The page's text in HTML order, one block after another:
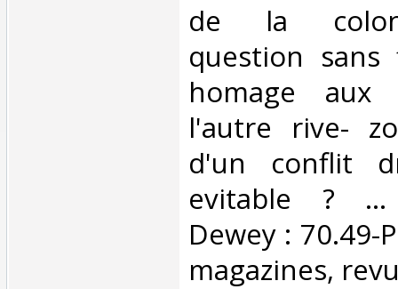
de la
question
homage aux
l'autre rive-
d'un conflit
evitable ? ...
Dewey : 70.49-
magazines,